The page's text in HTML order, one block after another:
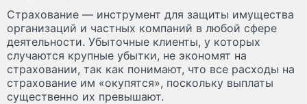
Страхование — инструмент для защиты имущества
организаций и частных компаний в любой сфере
деятельности. Убыточные клиенты, у которых
случаются крупные убытки, не экономят на
страховании, так как понимают, что все расходы на
страхование им «окупятся», поскольку выплаты
существенно их превышают.